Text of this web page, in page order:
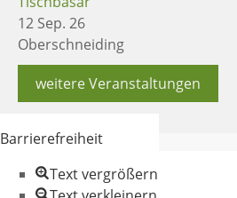
12 Sep. 26
Oberschneiding
weitere Veranstaltungen
Barrierefreiheit
Text vergrößern